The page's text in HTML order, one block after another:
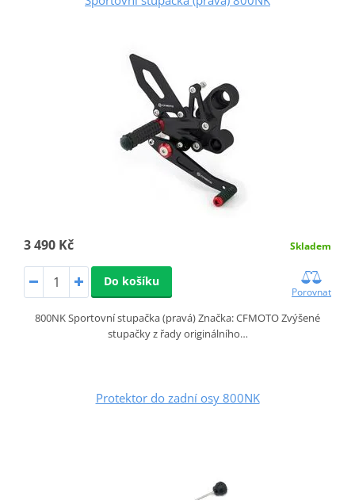
3 490 Kč Skladem
Do košíku
Porovnat
800NK Sportovní stupačka (pravá) Značka: CFMOTO Zvýšené
stupačky z řady originálního…
Protektor do zadní osy 800NK